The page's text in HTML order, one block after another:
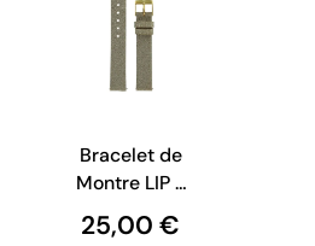
Bracelet de
Montre LIP -
Cuir Doré
Pailleté - 14
25,00 €